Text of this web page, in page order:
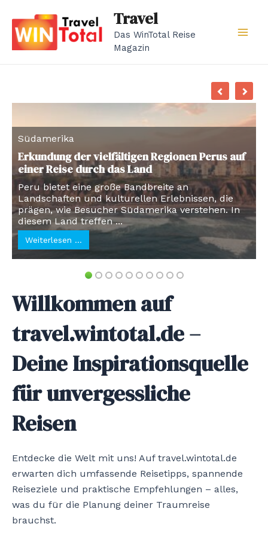
Inhalt
springen
Travel
Das WinTotal Reise
Magazin
Südamerika
Erkundung der vielfältigen Regionen Perus auf
einer Reise durch das Land
Peru bietet eine große Bandbreite an
Landschaften und kulturellen Erlebnissen, die
prägen, wie Besucher Südamerika verstehen. In
diesem Land treffen ...
Weiterlesen …
Willkommen auf
travel.wintotal.de –
Deine Inspirationsquelle
für unvergessliche
Reisen
Entdecke die Welt mit uns! Auf travel.wintotal.de
erwarten dich umfassende Reisetipps, spannende
Reiseziele und praktische Empfehlungen – alles,
was du für die Planung deiner Traumreise
brauchst.